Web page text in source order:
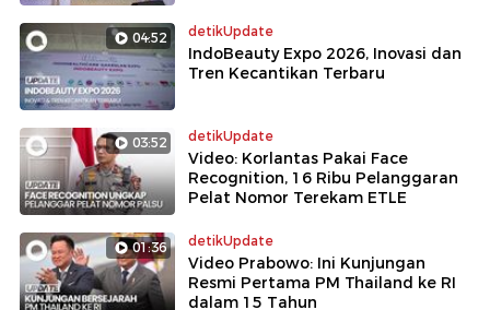
04:52 detikUpdate
IndoBeauty Expo 2026, Inovasi dan
Tren Kecantikan Terbaru
03:52 detikUpdate
Video: Korlantas Pakai Face
Recognition, 16 Ribu Pelanggaran
Pelat Nomor Terekam ETLE
01:36 detikUpdate
Video Prabowo: Ini Kunjungan
Resmi Pertama PM Thailand ke RI
dalam 15 Tahun